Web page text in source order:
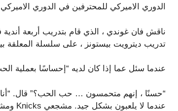
الدوري الاميركي للمحترفين في الدوري
ناقش فان غوندي ، الذي قام بتدريب أربعة أندية
تدريب ديترويت بيستونز ، على سلسلة المعلقة
عندما سئل عما إذا كان لديه “إحساسًا